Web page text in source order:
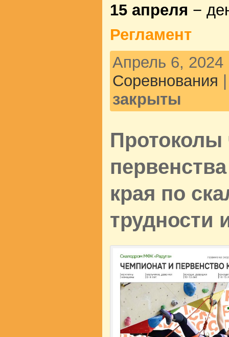
15 апреля −
Регламент
Апрель 6, 2024
Соревнования
закрыты
Протоколы
края по
трудности